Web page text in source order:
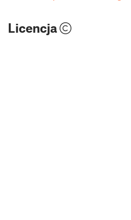
Licencja